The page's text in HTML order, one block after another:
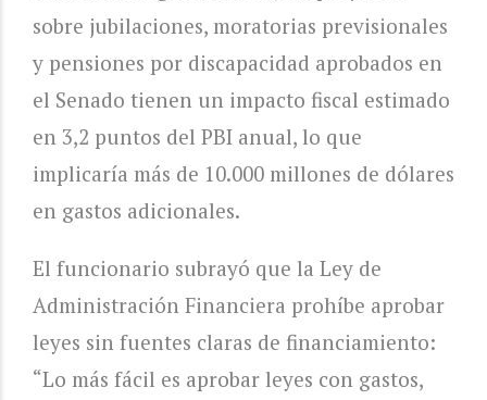
sobre jubilaciones, moratorias previsionales
y pensiones por discapacidad aprobados en
el Senado tienen un impacto fiscal estimado
en 3,2 puntos del PBI anual, lo que
implicaría más de 10.000 millones de dólares
en gastos adicionales.
El funcionario subrayó que la Ley de
Administración Financiera prohíbe aprobar
leyes sin fuentes claras de financiamiento:
“Lo más fácil es aprobar leyes con gastos,